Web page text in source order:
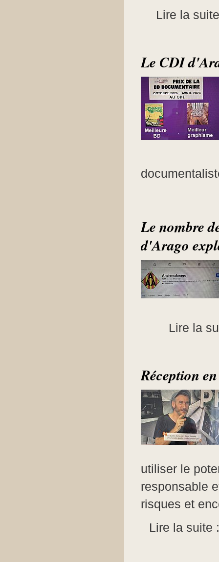
Lire la
Le CDI
Le nombre
d'Arago
Lire la
Réception
utiliser le
responsable
risques et
Lire la suite